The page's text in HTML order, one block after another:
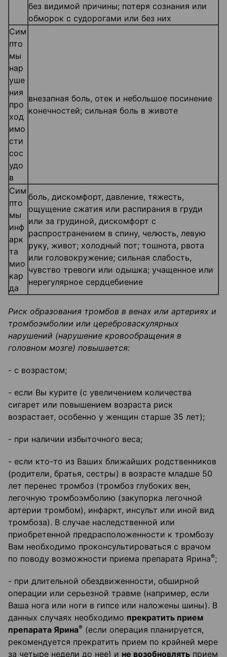
без видимой причины; потеря сознания или
обморок с судорогами или без них
Сим
пто
мы
нар
уше
ния
про
ход
имо
сти
сос
удо
в
внезапная боль, отек и небольшое посинение
конечностей; сильная боль в животе
Сим
пто
мы
инф
арк
та
мио
кар
да
боль, дискомфорт, давление, тяжесть,
ощущение сжатия или распирания в груди
или за грудиной, дискомфорт с
распространением в спину, челюсть, левую
руку, живот; холодный пот; тошнота, рвота
или головокружение; сильная слабость,
чувство тревоги или одышка; учащенное или
нерегулярное сердцебиение
Риск образования тромбов в венах или артериях и
тромбоэмболии или цереброваскулярных
нарушений (нарушение кровообращения в
головном мозге) повышается:
- с возрастом;
- если Вы курите (с увеличением количества
сигарет или повышением возраста риск
возрастает, особенно у женщин старше 35 лет);
- при наличии избыточного веса;
- если кто-то из Ваших ближайших родственников
(родители, братья, сестры) в возрасте младше 50
лет перенес тромбоз (тромбоз глубоких вен,
легочную тромбоэмболию (закупорка легочной
артерии тромбом), инфаркт, инсульт или иной вид
тромбоза). В случае наследственной или
приобретенной предрасположенности к тромбозу
Вам необходимо проконсультироваться с врачом
по поводу возможности приема препарата Ярина®;
- при длительной обездвиженности, обширной
операции или серьезной травме (например, если
Ваша нога или ноги в гипсе или наложены шины). В
данных случаях необходимо прекратить прием
препарата Ярина® (если операция планируется,
рекомендуется прекратить прием по крайней мере
за четыре недели до нее) и не возобновлять прием